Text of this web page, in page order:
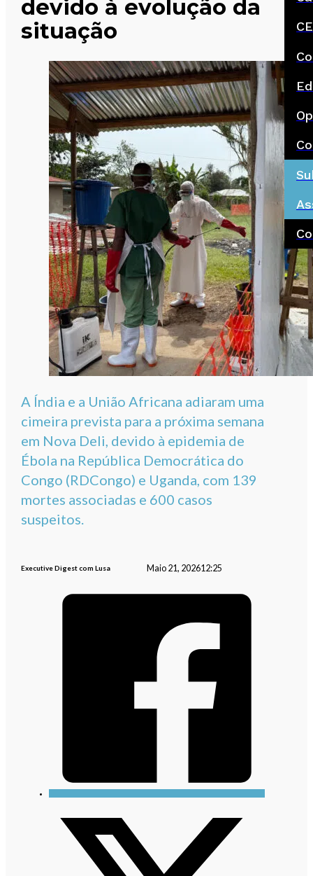
devido à evolução da
situação
A Índia e a União Africana adiaram uma
cimeira prevista para a próxima semana
em Nova Deli, devido à epidemia de
Ébola na República Democrática do
Congo (RDCongo) e Uganda, com 139
mortes associadas e 600 casos
suspeitos.
Executive Digest com Lusa Maio 21, 202612:25